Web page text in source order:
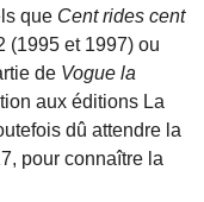
que Cent rides cent
(1995 et 1997) ou
de Vogue la
aux éditions La
dû attendre la
pour connaître la